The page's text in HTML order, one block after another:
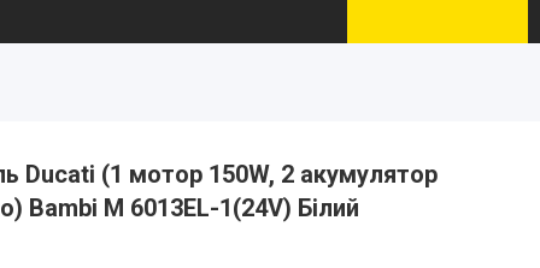
Ducati (1 мотор 150W, 2 акумулятор
Bambi M 6013EL-1(24V) Білий